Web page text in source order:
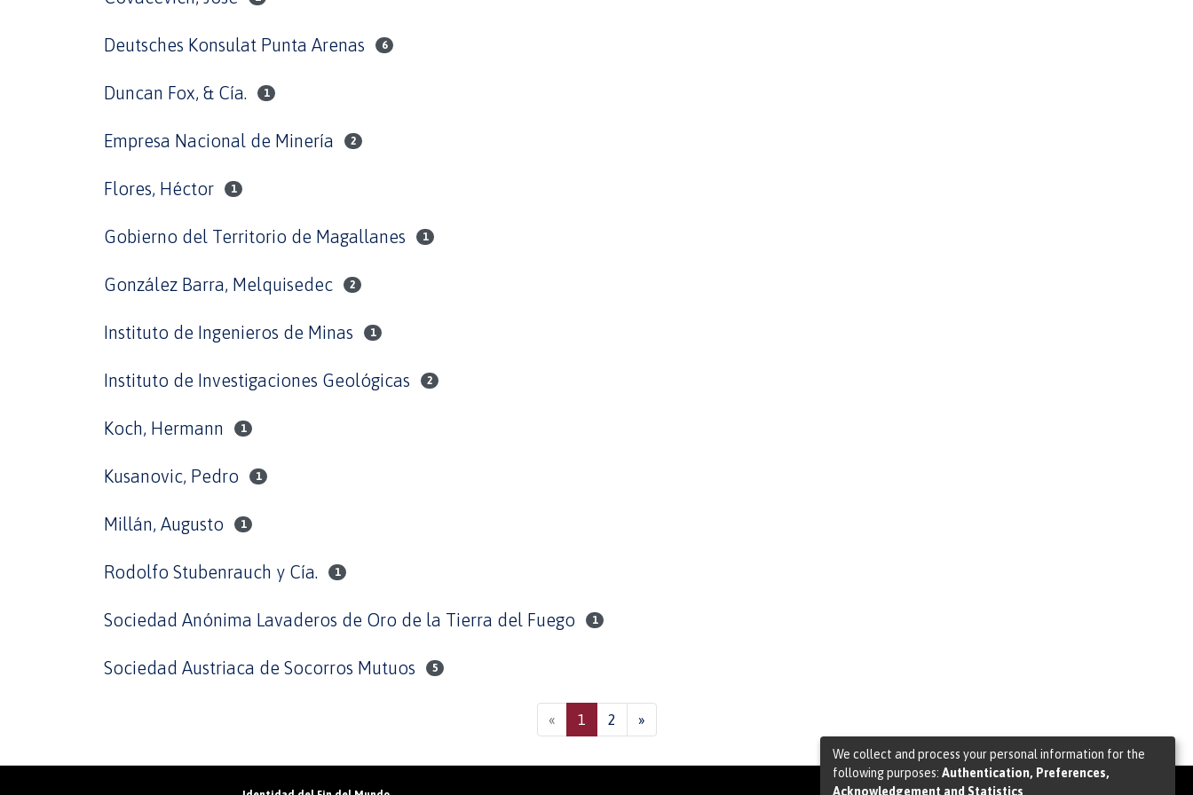
Deutsches Konsulat Punta Arenas 6
Duncan Fox, & Cía. 1
Empresa Nacional de Minería 2
Flores, Héctor 1
Gobierno del Territorio de Magallanes 1
González Barra, Melquisedec 2
Instituto de Ingenieros de Minas 1
Instituto de Investigaciones Geológicas 2
Koch, Hermann 1
Kusanovic, Pedro 1
Millán, Augusto 1
Rodolfo Stubenrauch y Cía. 1
Sociedad Anónima Lavaderos de Oro de la Tierra del Fuego 1
Sociedad Austriaca de Socorros Mutuos 5
« 1 (current)
2 »
We collect and process your personal information for the
following purposes: Authentication, Preferences,
Acknowledgement and Statistics